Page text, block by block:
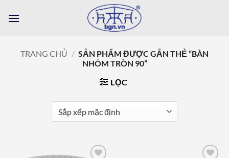
qua
TRANG CHỦ / SẢN PHẨM ĐƯỢC GẮN THẺ “BÀN
NHÔM TRÒN 90”
LỌC